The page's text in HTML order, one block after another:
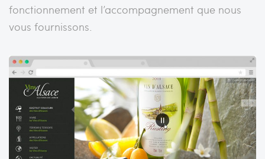
fonctionnement et l’accompagnement que nous
vous fournissons.